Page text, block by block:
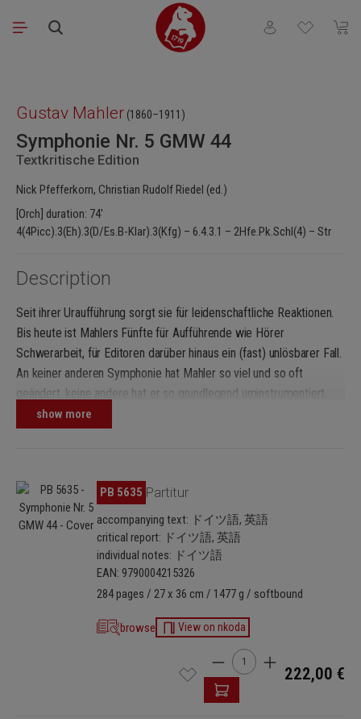
Skip to main content
You have 0
Gustav Mahler (1860–1911)
Symphonie Nr. 5 GMW 44
Textkritische Edition
Nick Pfefferkorn, Christian Rudolf Riedel (ed.)
[Orch] duration: 74′
4(4Picc).3(Eh).3(D/Es.B-Klar).3(Kfg) – 6.4.3.1 – 2Hfe.Pk.Schl(4) – Str
Description
Seit ihrer Uraufführung sorgt sie für leidenschaftliche Reaktionen.
Bis heute ist Mahlers Fünfte für Aufführende wie Hörer
Schwerarbeit, für Editoren darüber hinaus ein (fast) unlösbarer Fall.
An keiner anderen Symphonie hat Mahler so viel und so oft
geändert, keine andere hat er so grundlegend uminstrumentiert,
zuletzt im Februar 1911. Die Folge: Eine äußerst komplexe
Quellenlage, noch dazu problematisch überliefert.
Missverständnissen und Fehldeutungen zu befreien. Das macht
hörbar den Unterschied und ermöglicht editorische
Entscheidungen transparent nachzuvollziehen. Vor allem aber ist
es die erste textkritische Edition, die auch die Aufführungspraxis
konsequent im Blick hat. Sie entstand in enger Zusammenarbeit
mit erfahrenen Dirigenten und Musikern und zeichnet sich durch
optimale Lesbarkeit und Praktikabilität aus.
show more
Skip image gallery PB 5635 Partitur
accompanying text: ドイツ語, 英語
critical report: ドイツ語, 英語
individual notes: ドイツ語
EAN: 9790004215326
284 pages / 27 x 36 cm / 1477 g / softbound
browse View on nkoda
Product Quantity: Enter
222,00 €